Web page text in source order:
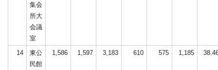
集会
所大
会議
室
14
東公
民館
1,586 1,597 3,183 610 575 1,185